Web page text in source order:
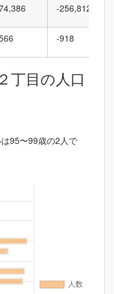
-256,812
-918
丁目の人口
95〜99歳の2人で